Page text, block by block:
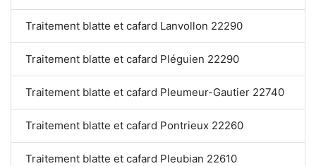
Traitement blatte et cafard Lanvollon 22290
Traitement blatte et cafard Pléguien 22290
Traitement blatte et cafard Pleumeur-Gautier 22740
Traitement blatte et cafard Pontrieux 22260
Traitement blatte et cafard Pleubian 22610